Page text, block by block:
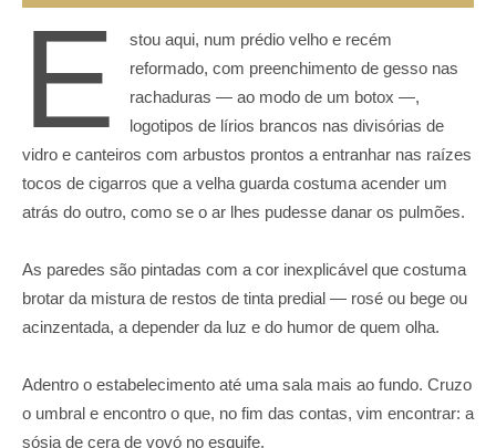
E
stou aqui, num prédio velho e recém
reformado, com preenchimento de gesso nas
rachaduras — ao modo de um botox —,
logotipos de lírios brancos nas divisórias de
vidro e canteiros com arbustos prontos a entranhar nas raízes
tocos de cigarros que a velha guarda costuma acender um
atrás do outro, como se o ar lhes pudesse danar os pulmões.
As paredes são pintadas com a cor inexplicável que costuma
brotar da mistura de restos de tinta predial — rosé ou bege ou
acinzentada, a depender da luz e do humor de quem olha.
Adentro o estabelecimento até uma sala mais ao fundo. Cruzo
o umbral e encontro o que, no fim das contas, vim encontrar: a
sósia de cera de vovó no esquife.